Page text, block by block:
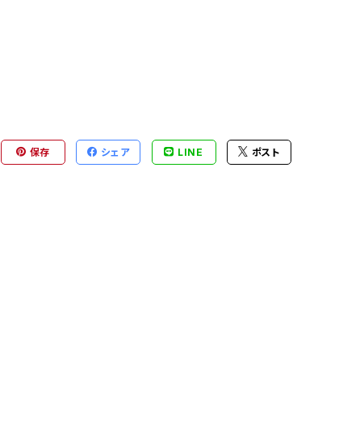
保存 シェア LINE ポスト